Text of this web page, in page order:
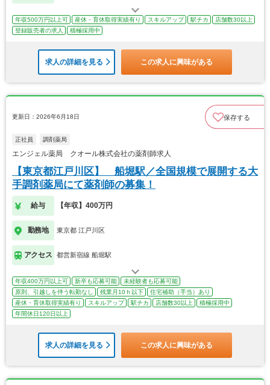
年収500万円以上可 産休・育休取得実績有り スキルアップ 駅チカ
店舗数30以上
登録販売者の求人
積極採用中
求人の詳細を見る この求人に興味がある
更新日：2026年6月18日 保存する
正社員 調剤薬局
エンジェル薬局 クオール株式会社の薬剤師求人
【東京都江戸川区】 船堀駅／全国規模で展開する大
手調剤薬局にて薬剤師の募集！
給与 【年収】400万円
勤務地 東京都 江戸川区
アクセス 都営新宿線 船堀駅
年収400万円以上可 新卒も応募可能
未経験者も応募可能
原則、引越しを伴う転勤なし
残業月10ｈ以下
住宅補助（手当）あり
産休・育休取得実績有り
スキルアップ 駅チカ 店舗数30以上
積極採用中
年間休日120日以上
求人の詳細を見る この求人に興味がある